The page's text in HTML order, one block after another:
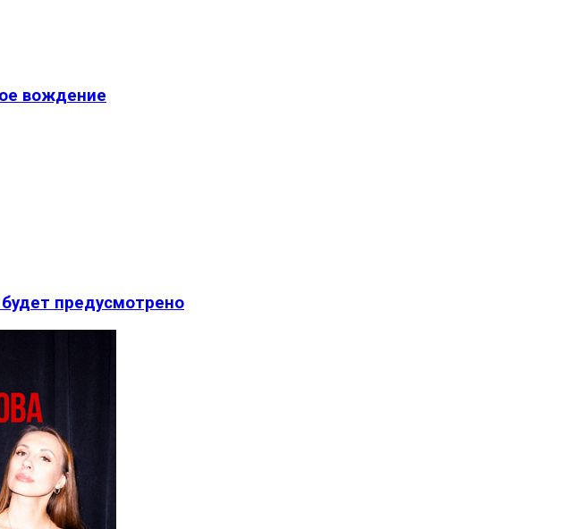
вождение
предусмотрено